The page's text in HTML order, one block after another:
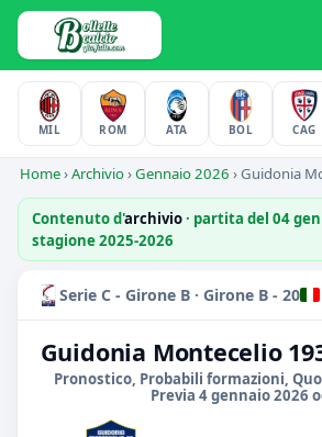
MIL ROM ATA BOL CAG
Home›Archivio›Gennaio 2026 ›Guidonia
Contenuto d'archivio· partita del 04
stagione 2025-2026
Serie C - Girone B · Girone B - 20
Guidonia Montecelio
Pronostico, Probabili formazioni,
Previa 4 gennaio 2026